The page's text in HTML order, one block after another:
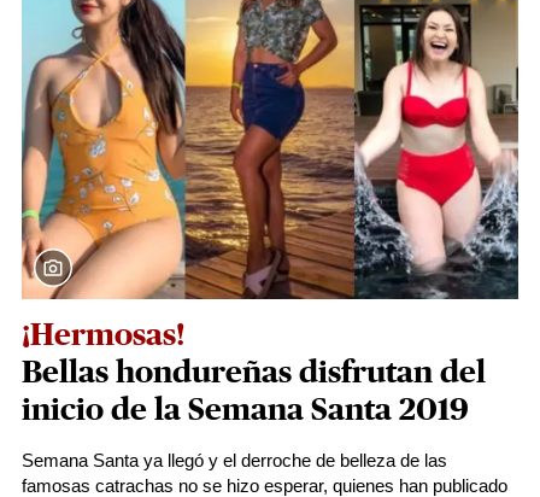
¡Hermosas!
Bellas hondureñas disfrutan del
inicio de la Semana Santa 2019
Semana Santa ya llegó y el derroche de belleza de las
famosas catrachas no se hizo esperar, quienes han publicado